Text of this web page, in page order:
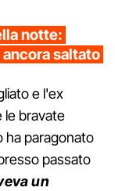
notte:
saltato
e l'ex
bravate
ha paragonato
passato
un